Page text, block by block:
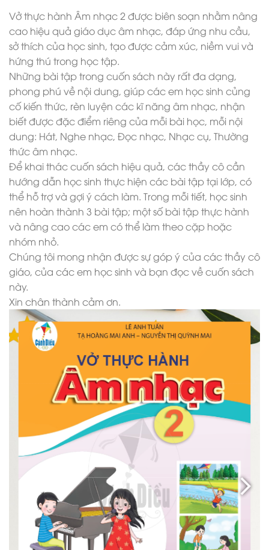
Vở thực hành Âm nhạc 2 được biên soạn nhằm nâng
cao hiệu quả giáo dục âm nhạc, đáp ứng nhu cầu,
sở thích của học sinh, tạo được cảm xúc, niềm vui và
hứng thú trong học tập.
Những bài tập trong cuốn sách này rất đa dạng,
phong phú về nội dung, giúp các em học sinh củng
cố kiến thức, rèn luyện các kĩ năng âm nhạc, nhận
biết được đặc điểm riêng của mỗi bài học, mỗi nội
dung: Hát, Nghe nhạc, Đọc nhạc, Nhạc cụ, Thường
thức âm nhạc.
Để khai thác cuốn sách hiệu quả, các thầy cô cần
hướng dẫn học sinh thực hiện các bài tập tại lớp, có
thể hỗ trợ và gợi ý cách làm. Trong mỗi tiết, học sinh
nên hoàn thành 3 bài tập; một số bài tập thực hành
và nâng cao các em có thể làm theo cặp hoặc
nhóm nhỏ.
Chúng tôi mong nhận được sự góp ý của các thầy cô
giáo, của các em học sinh và bạn đọc về cuốn sách
này.
Xin chân thành cảm ơn.